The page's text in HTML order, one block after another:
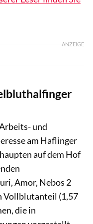
ANZEIGE
und
am Haflinger
auf dem Hof
Amor, Nebos 2
Vollblutanteil (1,57
die in